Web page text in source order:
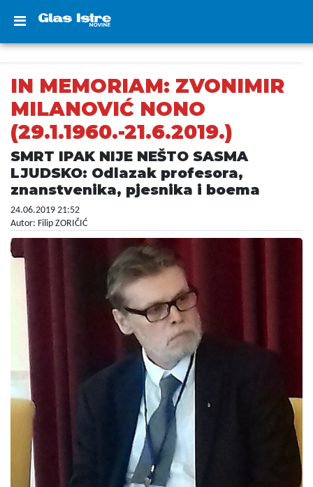
IN MEMORIAM: ZVONIMIR
MILANOVIĆ NONO
(29.1.1960.-21.6.2019.)
SMRT IPAK NIJE NEŠTO SASMA
LJUDSKO: Odlazak profesora,
znanstvenika, pjesnika i boema
24.06.2019 21:52
Autor: Filip ZORIČIĆ